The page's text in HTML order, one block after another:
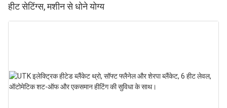
हीट सेटिंग्स, मशीन से धोने योग्य